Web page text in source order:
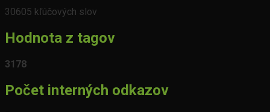
30605 kľúčových slov
Hodnota z tagov
3178
Počet interných odkazov